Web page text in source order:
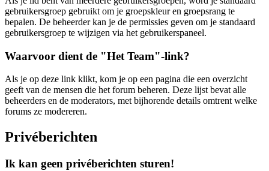
gebruikersgroep gebruikt om je groepskleur en groepsrang te
bepalen. De beheerder kan je de permissies geven om je standaard
gebruikersgroep te wijzigen via het gebruikerspaneel.
Waarvoor dient de "Het Team"-link?
Als je op deze link klikt, kom je op een pagina die een overzicht
geeft van de mensen die het forum beheren. Deze lijst bevat alle
beheerders en de moderators, met bijhorende details omtrent welke
forums ze modereren.
Privéberichten
Ik kan geen privéberichten sturen!